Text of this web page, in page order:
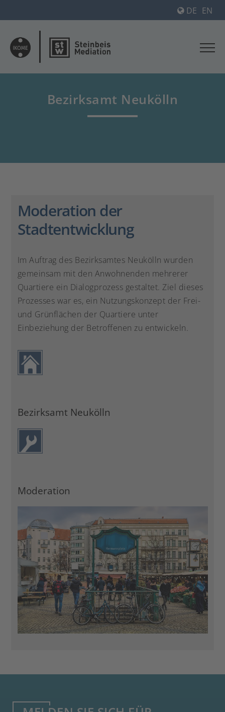
DE EN
Bezirksamt Neukölln
Moderation der
Stadtentwicklung
Im Auftrag des Bezirksamtes Neukölln wurden
gemeinsam mit den Anwohnenden mehrerer
Quartiere ein Dialogprozess gestaltet. Ziel dieses
Prozesses war es, ein Nutzungskonzept der Frei-
und Grünflächen der Quartiere unter
Einbeziehung der Betroffenen zu entwickeln.
Bezirksamt Neukölln
Moderation